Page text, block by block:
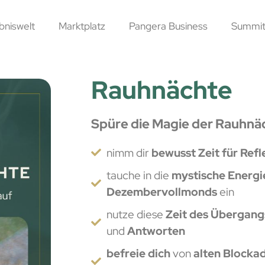
Marktplatz Pangera Business
Rauhnächte
Spüre die Magie der
nimm dir bewusst Zeit für
tauche in die mystische
Dezembervollmondsein
nutze dieseZeit des
undAntworten
befreie dichvonalten